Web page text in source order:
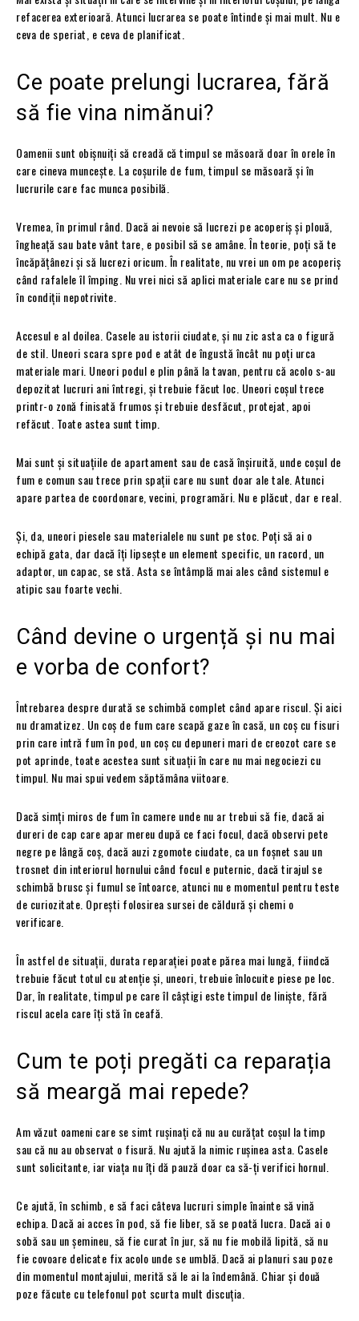
refacerea exterioară. Atunci lucrarea se poate întinde și mai mult. Nu e
ceva de speriat, e ceva de planificat.
Ce poate prelungi lucrarea, fără
să fie vina nimănui?
Oamenii sunt obișnuiți să creadă că timpul se măsoară doar în orele în
care cineva muncește. La coșurile de fum, timpul se măsoară și în
lucrurile care fac munca posibilă.
Vremea, în primul rând. Dacă ai nevoie să lucrezi pe acoperiș și plouă,
îngheață sau bate vânt tare, e posibil să se amâne. În teorie, poți să te
încăpățânezi și să lucrezi oricum. În realitate, nu vrei un om pe acoperiș
când rafalele îl împing. Nu vrei nici să aplici materiale care nu se prind
în condiții nepotrivite.
Accesul e al doilea. Casele au istorii ciudate, și nu zic asta ca o figură
de stil. Uneori scara spre pod e atât de îngustă încât nu poți urca
materiale mari. Uneori podul e plin până la tavan, pentru că acolo s-au
depozitat lucruri ani întregi, și trebuie făcut loc. Uneori coșul trece
printr-o zonă finisată frumos și trebuie desfăcut, protejat, apoi
refăcut. Toate astea sunt timp.
Mai sunt și situațiile de apartament sau de casă înșiruită, unde coșul de
fum e comun sau trece prin spații care nu sunt doar ale tale. Atunci
apare partea de coordonare, vecini, programări. Nu e plăcut, dar e real.
Și, da, uneori piesele sau materialele nu sunt pe stoc. Poți să ai o
echipă gata, dar dacă îți lipsește un element specific, un racord, un
adaptor, un capac, se stă. Asta se întâmplă mai ales când sistemul e
atipic sau foarte vechi.
Când devine o urgență și nu mai
e vorba de confort?
Întrebarea despre durată se schimbă complet când apare riscul. Și aici
nu dramatizez. Un coș de fum care scapă gaze în casă, un coș cu fisuri
prin care intră fum în pod, un coș cu depuneri mari de creozot care se
pot aprinde, toate acestea sunt situații în care nu mai negociezi cu
timpul. Nu mai spui vedem săptămâna viitoare.
Dacă simți miros de fum în camere unde nu ar trebui să fie, dacă ai
dureri de cap care apar mereu după ce faci focul, dacă observi pete
negre pe lângă coș, dacă auzi zgomote ciudate, ca un foșnet sau un
trosnet din interiorul hornului când focul e puternic, dacă tirajul se
schimbă brusc și fumul se întoarce, atunci nu e momentul pentru teste
de curiozitate. Oprești folosirea sursei de căldură și chemi o
verificare.
În astfel de situații, durata reparației poate părea mai lungă, fiindcă
trebuie făcut totul cu atenție și, uneori, trebuie înlocuite piese pe loc.
Dar, în realitate, timpul pe care îl câștigi este timpul de liniște, fără
riscul acela care îți stă în ceafă.
Cum te poți pregăti ca reparația
să meargă mai repede?
Am văzut oameni care se simt rușinați că nu au curățat coșul la timp
sau că nu au observat o fisură. Nu ajută la nimic rușinea asta. Casele
sunt solicitante, iar viața nu îți dă pauză doar ca să-ți verifici hornul.
Ce ajută, în schimb, e să faci câteva lucruri simple înainte să vină
echipa. Dacă ai acces în pod, să fie liber, să se poată lucra. Dacă ai o
sobă sau un șemineu, să fie curat în jur, să nu fie mobilă lipită, să nu
fie covoare delicate fix acolo unde se umblă. Dacă ai planuri sau poze
din momentul montajului, merită să le ai la îndemână. Chiar și două
poze făcute cu telefonul pot scurta mult discuția.